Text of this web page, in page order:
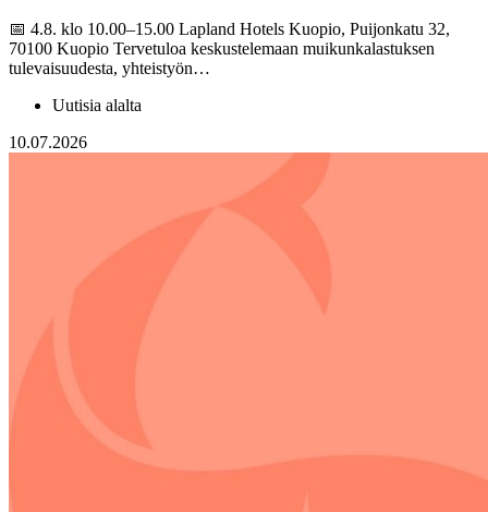
📅 4.8. klo 10.00–15.00 Lapland Hotels Kuopio, Puijonkatu 32,
70100 Kuopio Tervetuloa keskustelemaan muikunkalastuksen
tulevaisuudesta, yhteistyön…
Uutisia alalta
10.07.2026